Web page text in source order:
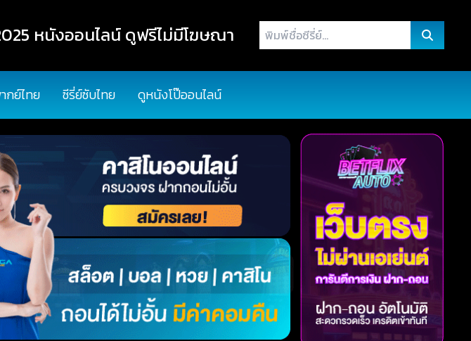
หนังออนไลน์ ดูฟรีไม่มีโฆษณา
พิมพ์
ชื่อ
กย์ไทย ซีรี่ย์ซับไทย ดูหนังโป๊ออนไลน์